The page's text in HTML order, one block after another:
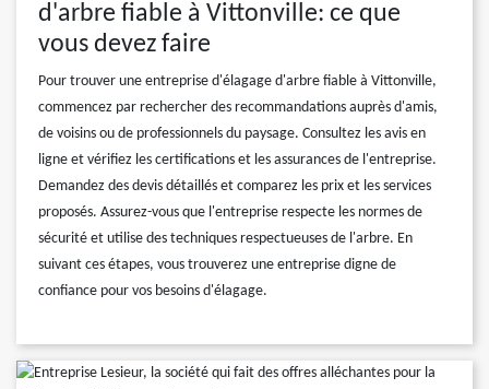
d'arbre fiable à Vittonville: ce que
vous devez faire
Pour trouver une entreprise d'élagage d'arbre fiable à Vittonville,
commencez par rechercher des recommandations auprès d'amis,
de voisins ou de professionnels du paysage. Consultez les avis en
ligne et vérifiez les certifications et les assurances de l'entreprise.
Demandez des devis détaillés et comparez les prix et les services
proposés. Assurez-vous que l'entreprise respecte les normes de
sécurité et utilise des techniques respectueuses de l'arbre. En
suivant ces étapes, vous trouverez une entreprise digne de
confiance pour vos besoins d'élagage.